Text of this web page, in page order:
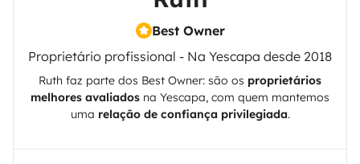
Best Owner
Proprietário profissional - Na Yescapa desde 2018
Ruth faz parte dos Best Owner: são os proprietários
melhores avaliados na Yescapa, com quem mantemos
uma relação de confiança privilegiada.